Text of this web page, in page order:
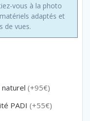
vous à la photo
adaptés et
de vues.
naturel (+95€)
PADI (+55€)